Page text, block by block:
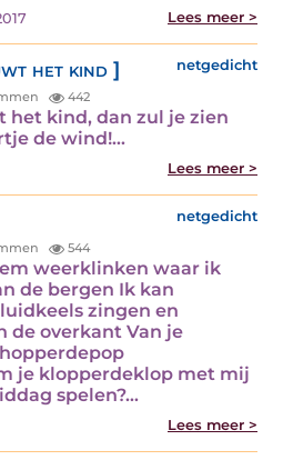
Lees meer >
het kind ] netgedicht
442
het kind, dan zul je zien
de wind!…
Lees meer >
netgedicht
544
weerklinken waar ik
de bergen Ik kan
zingen en
de overkant Van je
je klopperdeklop met mij
spelen?…
Lees meer >